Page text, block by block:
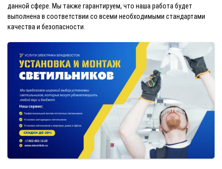
данной сфере. Мы также гарантируем, что наша работа будет
выполнена в соответствии со всеми необходимыми стандартами
качества и безопасности.